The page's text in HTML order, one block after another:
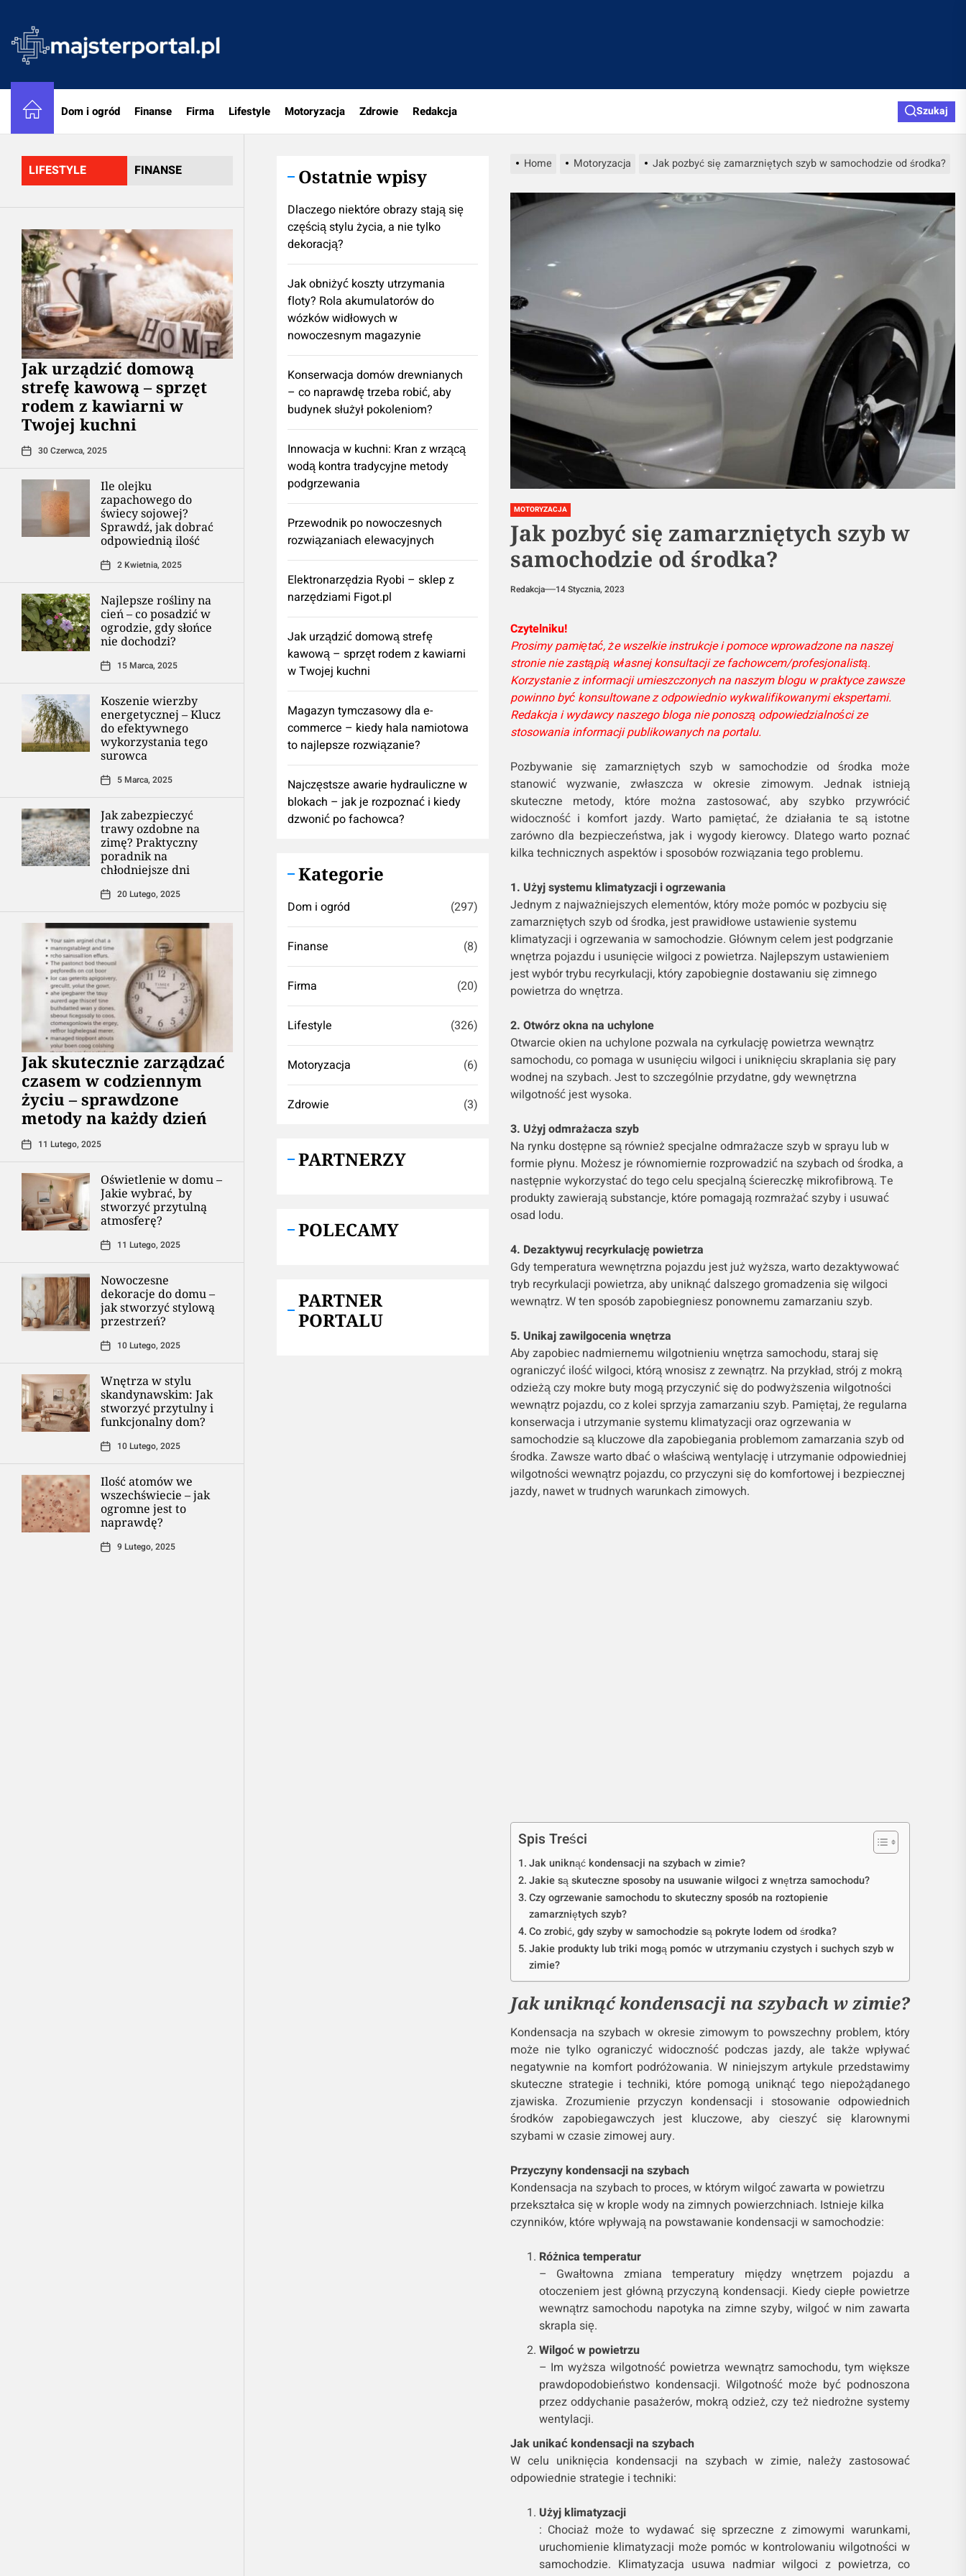
the
content
Dom i ogród Finanse Firma Lifestyle Motoryzacja Zdrowie Redakcja Szukaj
LIFESTYLE FINANSE
​Jak urządzić domową
strefę kawową – sprzęt
rodem z kawiarni w
Twojej kuchni
30 Czerwca, 2025
Ile olejku
zapachowego do
świecy sojowej?
Sprawdź, jak dobrać
odpowiednią ilość
2 Kwietnia, 2025
Najlepsze rośliny na
cień – co posadzić w
ogrodzie, gdy słońce
nie dochodzi?
15 Marca, 2025
Koszenie wierzby
energetycznej – Klucz
do efektywnego
wykorzystania tego
surowca
5 Marca, 2025
Jak zabezpieczyć
trawy ozdobne na
zimę? Praktyczny
poradnik na
chłodniejsze dni
20 Lutego, 2025
Jak skutecznie zarządzać
czasem w codziennym
życiu – sprawdzone
metody na każdy dzień
11 Lutego, 2025
Oświetlenie w domu –
Jakie wybrać, by
stworzyć przytulną
atmosferę?
11 Lutego, 2025
Nowoczesne
dekoracje do domu –
jak stworzyć stylową
przestrzeń?
10 Lutego, 2025
Wnętrza w stylu
skandynawskim: Jak
stworzyć przytulny i
funkcjonalny dom?
10 Lutego, 2025
Ilość atomów we
wszechświecie – jak
ogromne jest to
naprawdę?
9 Lutego, 2025
Home Motoryzacja Jak pozbyć się zamarzniętych szyb w samochodzie od środka?
MOTORYZACJA
Jak pozbyć się zamarzniętych szyb w
samochodzie od środka?
Redakcja 14 Stycznia, 2023
Czytelniku!
Prosimy pamiętać, że wszelkie instrukcje i pomoce wprowadzone na naszej
stronie nie zastąpią własnej konsultacji ze fachowcem/profesjonalistą.
Korzystanie z informacji umieszczonych na naszym blogu w praktyce zawsze
powinno być konsultowane z odpowiednio wykwalifikowanymi ekspertami.
Redakcja i wydawcy naszego bloga nie ponoszą odpowiedzialności ze
stosowania informacji publikowanych na portalu.
Pozbywanie się zamarzniętych szyb w samochodzie od środka może
stanowić wyzwanie, zwłaszcza w okresie zimowym. Jednak istnieją
skuteczne metody, które można zastosować, aby szybko przywrócić
widoczność i komfort jazdy. Warto pamiętać, że działania te są istotne
zarówno dla bezpieczeństwa, jak i wygody kierowcy. Dlatego warto poznać
kilka technicznych aspektów i sposobów rozwiązania tego problemu.
1. Użyj systemu klimatyzacji i ogrzewania
Jednym z najważniejszych elementów, który może pomóc w pozbyciu się
zamarzniętych szyb od środka, jest prawidłowe ustawienie systemu
klimatyzacji i ogrzewania w samochodzie. Głównym celem jest podgrzanie
wnętrza pojazdu i usunięcie wilgoci z powietrza. Najlepszym ustawieniem
jest wybór trybu recyrkulacji, który zapobiegnie dostawaniu się zimnego
powietrza do wnętrza.
2. Otwórz okna na uchylone
Otwarcie okien na uchylone pozwala na cyrkulację powietrza wewnątrz
samochodu, co pomaga w usunięciu wilgoci i uniknięciu skraplania się pary
wodnej na szybach. Jest to szczególnie przydatne, gdy wewnętrzna
wilgotność jest wysoka.
3. Użyj odmrażacza szyb
Na rynku dostępne są również specjalne odmrażacze szyb w sprayu lub w
formie płynu. Możesz je równomiernie rozprowadzić na szybach od środka, a
następnie wykorzystać do tego celu specjalną ściereczkę mikrofibrową. Te
produkty zawierają substancje, które pomagają rozmrażać szyby i usuwać
osad lodu.
4. Dezaktywuj recyrkulację powietrza
Gdy temperatura wewnętrzna pojazdu jest już wyższa, warto dezaktywować
tryb recyrkulacji powietrza, aby uniknąć dalszego gromadzenia się wilgoci
wewnątrz. W ten sposób zapobiegniesz ponownemu zamarzaniu szyb.
5. Unikaj zawilgocenia wnętrza
Aby zapobiec nadmiernemu wilgotnieniu wnętrza samochodu, staraj się
ograniczyć ilość wilgoci, którą wnosisz z zewnątrz. Na przykład, strój z mokrą
odzieżą czy mokre buty mogą przyczynić się do podwyższenia wilgotności
wewnątrz pojazdu, co z kolei sprzyja zamarzaniu szyb. Pamiętaj, że regularna
konserwacja i utrzymanie systemu klimatyzacji oraz ogrzewania w
samochodzie są kluczowe dla zapobiegania problemom zamarzania szyb od
środka. Zawsze warto dbać o właściwą wentylację i utrzymanie odpowiedniej
wilgotności wewnątrz pojazdu, co przyczyni się do komfortowej i bezpiecznej
jazdy, nawet w trudnych warunkach zimowych.
Spis Treści
Jak uniknąć kondensacji na szybach w zimie?
Jakie są skuteczne sposoby na usuwanie wilgoci z wnętrza samochodu?
Czy ogrzewanie samochodu to skuteczny sposób na roztopienie
zamarzniętych szyb?
Co zrobić, gdy szyby w samochodzie są pokryte lodem od środka?
Jakie produkty lub triki mogą pomóc w utrzymaniu czystych i suchych szyb w
zimie?
Jak uniknąć kondensacji na szybach w zimie?
Kondensacja na szybach w okresie zimowym to powszechny problem, który
może nie tylko ograniczyć widoczność podczas jazdy, ale także wpływać
negatywnie na komfort podróżowania. W niniejszym artykule przedstawimy
skuteczne strategie i techniki, które pomogą uniknąć tego niepożądanego
zjawiska. Zrozumienie przyczyn kondensacji i stosowanie odpowiednich
środków zapobiegawczych jest kluczowe, aby cieszyć się klarownymi
szybami w czasie zimowej aury.
Przyczyny kondensacji na szybach
Kondensacja na szybach to proces, w którym wilgoć zawarta w powietrzu
przekształca się w krople wody na zimnych powierzchniach. Istnieje kilka
czynników, które wpływają na powstawanie kondensacji w samochodzie:
Różnica temperatur
– Gwałtowna zmiana temperatury między wnętrzem pojazdu a
otoczeniem jest główną przyczyną kondensacji. Kiedy ciepłe powietrze
wewnątrz samochodu napotyka na zimne szyby, wilgoć w nim zawarta
skrapla się.
Wilgoć w powietrzu
– Im wyższa wilgotność powietrza wewnątrz samochodu, tym większe
prawdopodobieństwo kondensacji. Wilgotność może być podnoszona
przez oddychanie pasażerów, mokrą odzież, czy też niedrożne systemy
wentylacji.
Jak unikać kondensacji na szybach
W celu uniknięcia kondensacji na szybach w zimie, należy zastosować
odpowiednie strategie i techniki:
Użyj klimatyzacji
: Chociaż może to wydawać się sprzeczne z zimowymi warunkami,
uruchomienie klimatyzacji może pomóc w kontrolowaniu wilgotności w
samochodzie. Klimatyzacja usuwa nadmiar wilgoci z powietrza, co
Ostatnie wpisy
Dlaczego niektóre obrazy stają się
częścią stylu życia, a nie tylko
dekoracją?
Jak obniżyć koszty utrzymania
floty? Rola akumulatorów do
wózków widłowych w
nowoczesnym magazynie
Konserwacja domów drewnianych
– co naprawdę trzeba robić, aby
budynek służył pokoleniom?
Innowacja w kuchni: Kran z wrzącą
wodą kontra tradycyjne metody
podgrzewania
Przewodnik po nowoczesnych
rozwiązaniach elewacyjnych
Elektronarzędzia Ryobi – sklep z
narzędziami Figot.pl
​Jak urządzić domową strefę
kawową – sprzęt rodem z kawiarni
w Twojej kuchni
Magazyn tymczasowy dla e-
commerce – kiedy hala namiotowa
to najlepsze rozwiązanie?
Najczęstsze awarie hydrauliczne w
blokach – jak je rozpoznać i kiedy
dzwonić po fachowca?
Kategorie
Dom i ogród (297)
Finanse (8)
Firma (20)
Lifestyle (326)
Motoryzacja (6)
Zdrowie (3)
PARTNERZY
POLECAMY
PARTNER
PORTALU